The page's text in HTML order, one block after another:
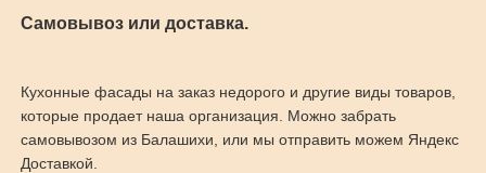
Самовывоз или доставка.
Кухонные фасады на заказ недорого и другие виды товаров,
которые продает наша организация. Можно забрать
самовывозом из Балашихи, или мы отправить можем Яндекс
Доставкой.